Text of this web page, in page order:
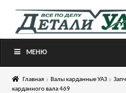
Перейти
Перейти
МЕНЮ
Главная Валы карданные УАЗ
карданного вала 469